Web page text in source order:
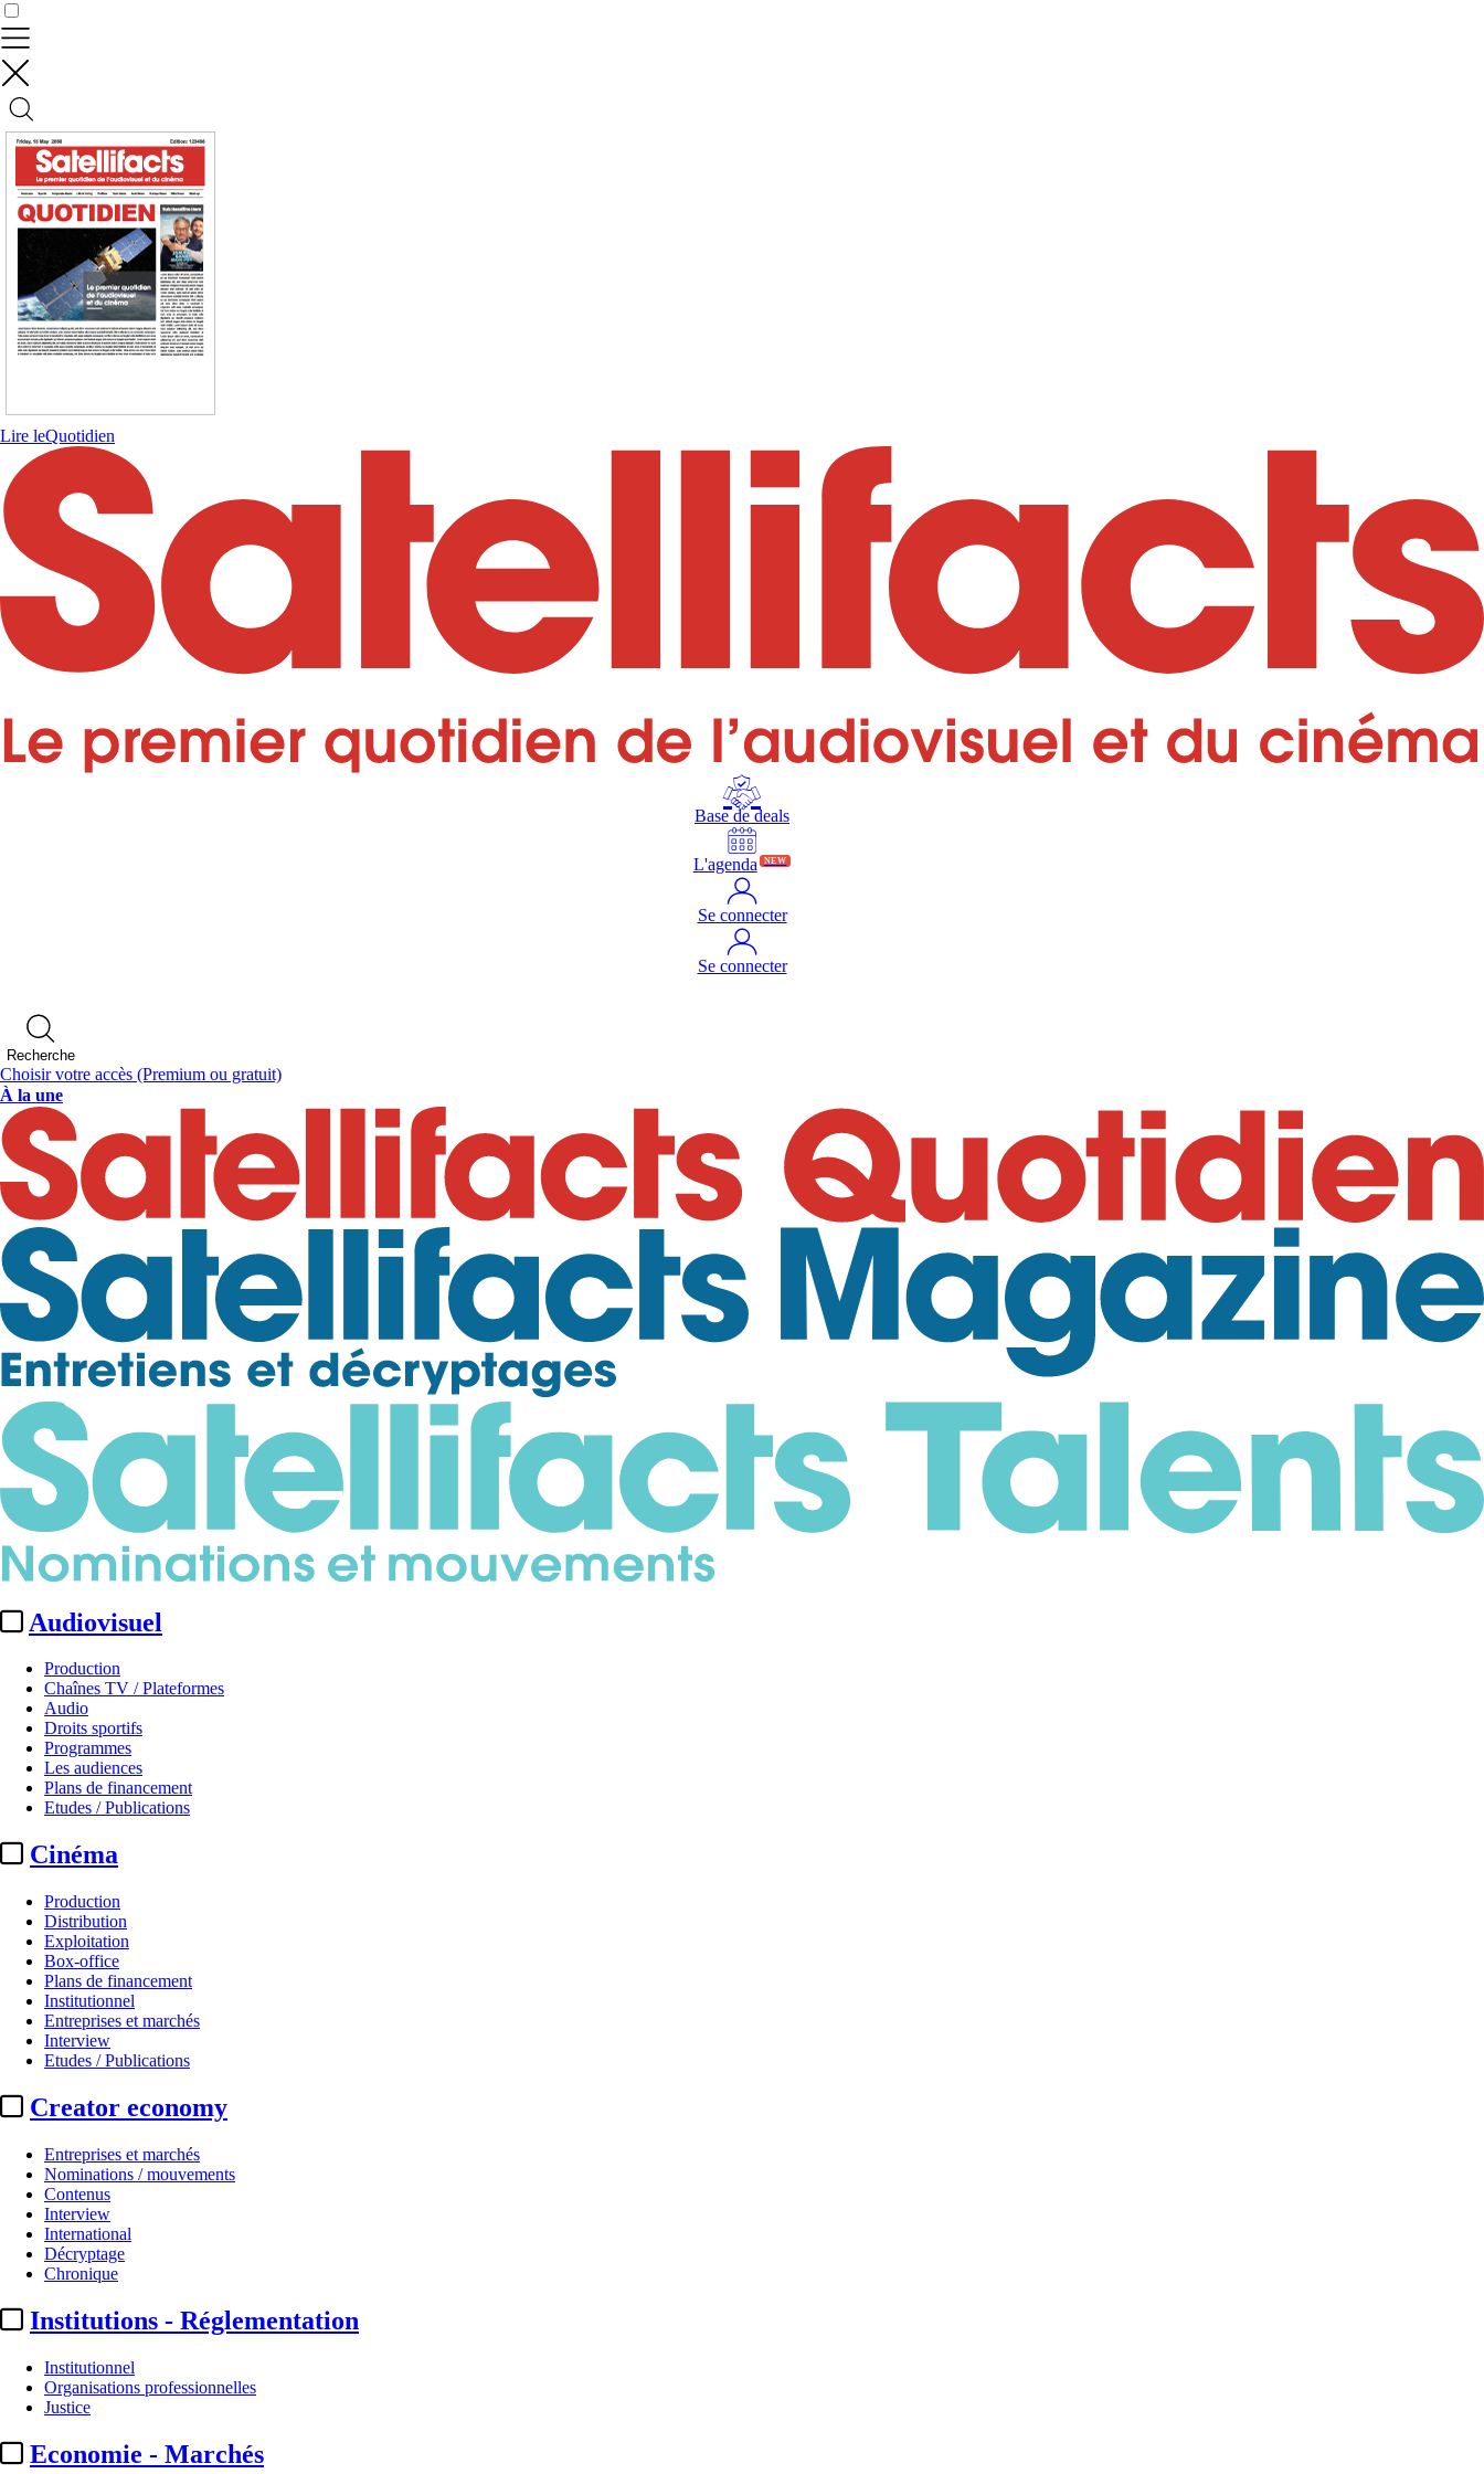
Lire leQuotidien
Base de deals
L'agenda NEW
Se connecter
Se connecter
Recherche
Choisir votre accès (Premium ou gratuit)
À la une
Audiovisuel
Production
Chaînes TV / Plateformes
Audio
Droits sportifs
Programmes
Les audiences
Plans de financement
Etudes / Publications
Cinéma
Production
Distribution
Exploitation
Box-office
Plans de financement
Institutionnel
Entreprises et marchés
Interview
Etudes / Publications
Creator economy
Entreprises et marchés
Nominations / mouvements
Contenus
Interview
International
Décryptage
Chronique
Institutions - Réglementation
Institutionnel
Organisations professionnelles
Justice
Economie - Marchés
Distribution
Pathé :le 2e volet de « La Bataille de Gaulle » avancé au ...
Par
Julie Souvestre
Contrôler vos données